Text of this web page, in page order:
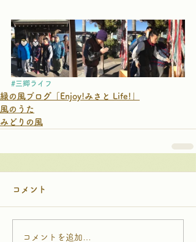
#三郷ライフ
緑の風ブログ「Enjoy!みさと Life!」
風のうた
みどりの風
コメント
コメントを追加…